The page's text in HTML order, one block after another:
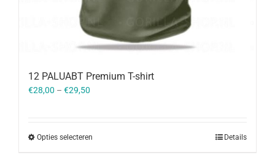
12 PALUABT Premium T-shirt
€28,00 – €29,50
Opties selecteren Details